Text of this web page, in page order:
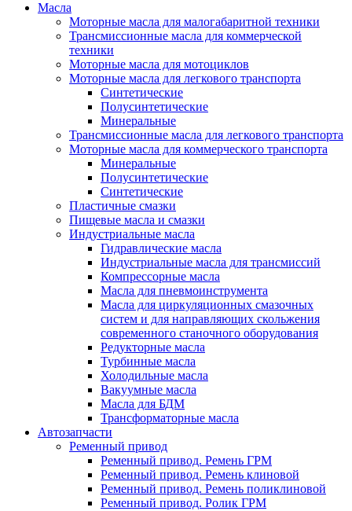
Масла
Моторные масла для малогабаритной техники
Трансмиссионные масла для коммерческой
техники
Моторные масла для мотоциклов
Моторные масла для легкового транспорта
Синтетические
Полусинтетические
Минеральные
Трансмиссионные масла для легкового транспорта
Моторные масла для коммерческого транспорта
Минеральные
Полусинтетические
Синтетические
Пластичные смазки
Пищевые масла и смазки
Индустриальные масла
Гидравлические масла
Индустриальные масла для трансмиссий
Компрессорные масла
Масла для пневмоинструмента
Масла для циркуляционных смазочных
систем и для направляющих скольжения
современного станочного оборудования
Редукторные масла
Турбинные масла
Холодильные масла
Вакуумные масла
Масла для БДМ
Трансформаторные масла
Автозапчасти
Ременный привод
Ременный привод. Ремень ГРМ
Ременный привод. Ремень клиновой
Ременный привод. Ремень поликлиновой
Ременный привод. Ролик ГРМ